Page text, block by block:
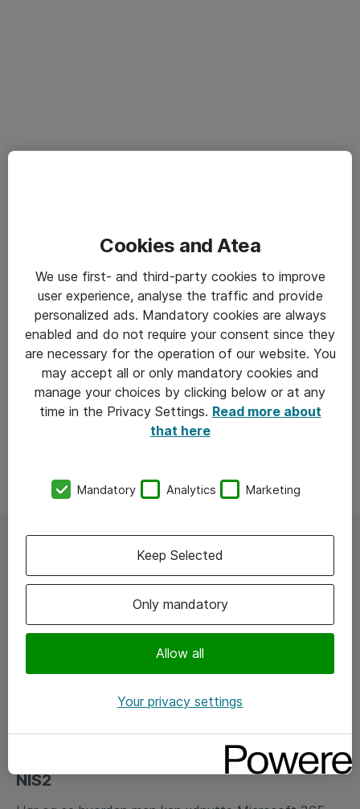
Udnyt Microsoft 365 til at blive klar til
NIS2
Cookies and Atea
We use first- and third-party cookies to improve
user experience, analyse the traffic and provide
personalized ads. Mandatory cookies are always
enabled and do not require your consent since they
are necessary for the operation of our website. You
may accept all or only mandatory cookies and
manage your choices by clicking below or at any
time in the Privacy Settings. Read more about
that here
Mandatory Analytics Marketing
Only mandatory
Allow all
Keep Selected
Your privacy settings